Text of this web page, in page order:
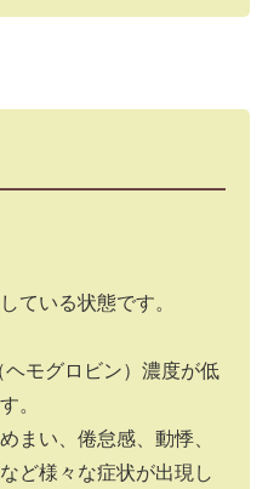
ている状態です。
モグロビン）濃度が低
。
まい、倦怠感、動悸、
ど様々な症状が出現し